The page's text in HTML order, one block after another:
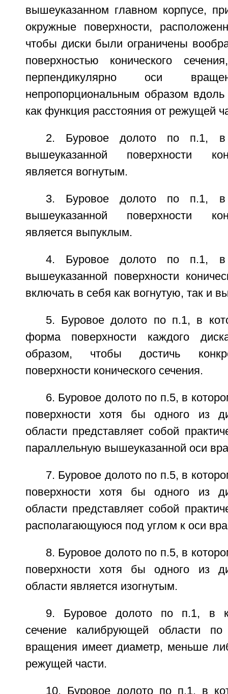
вышеуказанном главном корпусе,
окружные поверхности,
чтобы диски были ограничены
поверхностью конического
перпендикулярно оси
непропорциональным образом
как функция расстояния от режущей
2. Буровое долото по п.1, в
вышеуказанной поверхности
является вогнутым.
3. Буровое долото по п.1, в
вышеуказанной поверхности
является выпуклым.
4. Буровое долото по п.1, в
вышеуказанной поверхности
включать в себя как вогнутую, так и
5. Буровое долото по п.1, в
форма поверхности каждого
образом, чтобы достичь
поверхности конического сечения.
6. Буровое долото по п.5, в
поверхности хотя бы одного из
области представляет собой
параллельную вышеуказанной оси
7. Буровое долото по п.5, в
поверхности хотя бы одного из
области представляет собой
располагающуюся под углом к оси
8. Буровое долото по п.5, в
поверхности хотя бы одного из
области является изогнутым.
9. Буровое долото по п.1, в
сечение калибрующей области
вращения имеет диаметр, меньше
режущей части.
10. Буровое долото по п.1, в